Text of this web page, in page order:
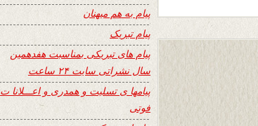
پیام به هم میهنان
پیام تبریک
پیام های تبریکی بمناسبت هفدهمین
سال نشراتی سایت ۲۴ ساعت
پیامها ی تسلیت و همدری و اعـــلانا ت
فوتی